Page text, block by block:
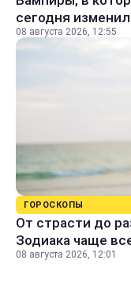
сегодня
08 августа 2026, 12:55
ГОРОСКОПЫ
От страсти до
Зодиака чаще
08 августа 2026, 12:01